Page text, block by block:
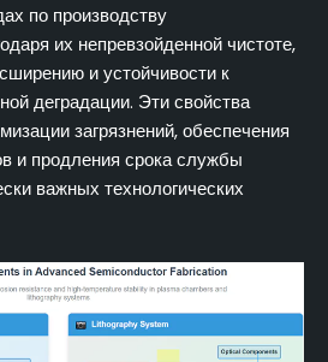
по производству
их непревзойденной чистоте,
и устойчивости к
деградации. Эти свойства
загрязнений, обеспечения
и продления срока службы
важных технологических